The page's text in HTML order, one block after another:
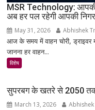
MSR Technology: आपकी
अब हर पल रहेगी आपकी
May 31, 2026 Abhishek
आज के समय में वाहन चोरी, ड्राइवर
जानना हर वाहन...
विशेष
सुपरबग के खतरे से 2050
March 13, 2026